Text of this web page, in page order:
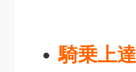
騎乗上達